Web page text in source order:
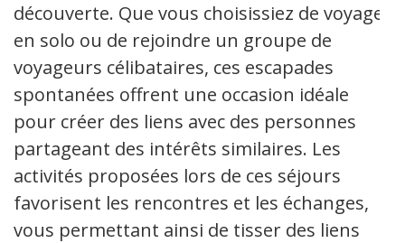
découverte. Que vous choisissiez de voyager
en solo ou de rejoindre un groupe de
voyageurs célibataires, ces escapades
spontanées offrent une occasion idéale
pour créer des liens avec des personnes
partageant des intérêts similaires. Les
activités proposées lors de ces séjours
favorisent les rencontres et les échanges,
vous permettant ainsi de tisser des liens